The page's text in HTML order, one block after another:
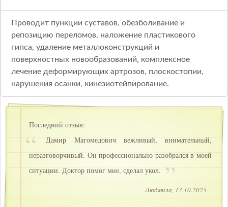
Проводит пункции суставов, обезболивание и
репозицию переломов, наложение пластикового
гипса, удаление металлоконструкций и
поверхностных новообразований, комплексное
лечение деформирующих артрозов, плоскостопии,
нарушения осанки, кинезиотейпирование.
Последний отзыв:
Дамир Магомедович вежливый, внимательный,
неразговорчивый. Он профессионально разобрался в моей
ситуации. Доктор помог мне, сделал укол.
— Людмила, 13.10.2025